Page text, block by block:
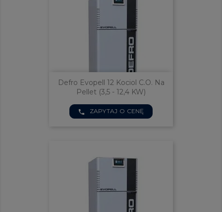
Defro Evopell 12 Kociol C.o. Na
Pellet (3,5 - 12,4 KW)
phone ZAPYTAJ O CENĘ